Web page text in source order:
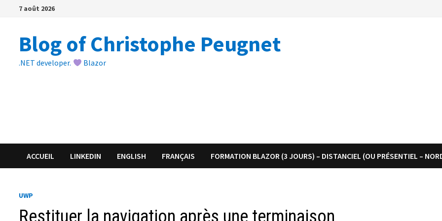
Passer7 août 2026
Blog of Christophe Peugnet
.NET developer. Blazor
ACCUEIL LINKEDIN ENGLISH FRANÇAIS FORMATION BLAZOR (3 JOURS) – DISTANCIEL (OU PRÉSENTIEL –
UWP
Restituer la navigation après une terminaison